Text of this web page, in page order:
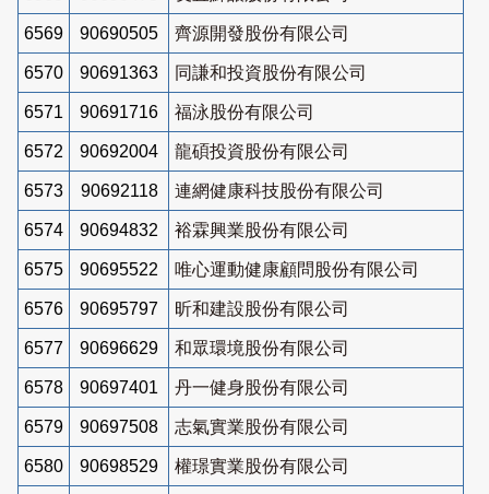
6569 90690505 齊源開發股份有限公司
6570 90691363 同謙和投資股份有限公司
6571 90691716 福泳股份有限公司
6572 90692004 龍碩投資股份有限公司
6573 90692118 連網健康科技股份有限公司
6574 90694832 裕霖興業股份有限公司
6575 90695522 唯心運動健康顧問股份有限公司
6576 90695797 昕和建設股份有限公司
6577 90696629 和眾環境股份有限公司
6578 90697401 丹一健身股份有限公司
6579 90697508 志氣實業股份有限公司
6580 90698529 權璟實業股份有限公司